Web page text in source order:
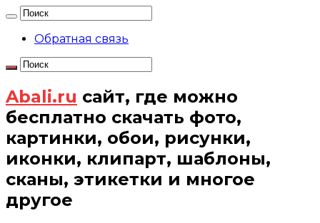
Обратная связь
Abali.ru сайт, где можно
бесплатно скачать фото,
картинки, обои, рисунки,
иконки, клипарт, шаблоны,
сканы, этикетки и многое
другое